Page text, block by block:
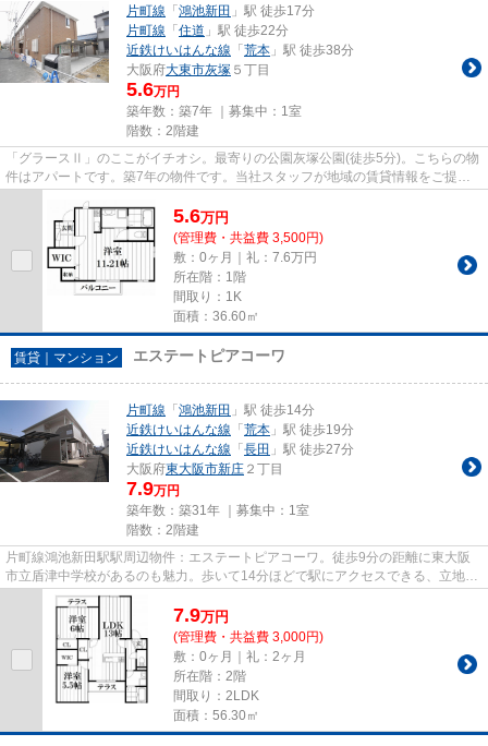
片町線 「 鴻池新田 」駅 徒歩17分
片町線 「 住道 」駅 徒歩22分
近鉄けいはんな線 「 荒本 」駅 徒歩38分
大阪府大東市灰塚 ５丁目
5.6万円
築年数：築7年 ｜募集中： 1室
階数：2階建
「グラースⅡ」のここがイチオシ。最寄りの公園灰塚公園(徒歩5分)。こちらの物
件はアパートです。築7年の物件です。当社スタッフが地域の賃貸情報をご提供
5.6万円
(管理費・共益費 3,500円)
敷：0ヶ月｜礼：7.6万円
所在階：1階
間取り：1K
面積：36.60㎡
賃貸｜マンション エステートピアコーワ
片町線 「 鴻池新田 」駅 徒歩14分
近鉄けいはんな線 「 荒本 」駅 徒歩19分
近鉄けいはんな線 「 長田 」駅 徒歩27分
大阪府東大阪市新庄 ２丁目
7.9万円
築年数：築31年 ｜募集中： 1室
階数：2階建
片町線鴻池新田駅駅周辺物件：エステートピアコーワ。徒歩9分の距離に東大阪
市立盾津中学校があるのも魅力。歩いて14分ほどで駅にアクセスできる、立地の
良さも魅力の物件です。防犯対...
7.9万円
(管理費・共益費 3,000円)
敷：0ヶ月｜礼：2ヶ月
所在階：2階
間取り：2LDK
面積：56.30㎡